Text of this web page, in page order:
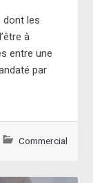
dont les
à
entre une
par
Commercial